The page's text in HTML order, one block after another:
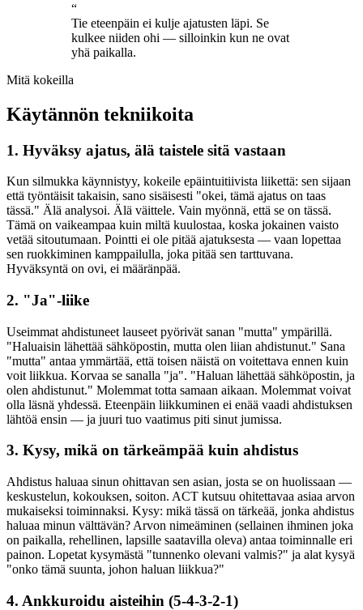
“
Tie eteenpäin ei kulje ajatusten läpi. Se
kulkee niiden ohi — silloinkin kun ne ovat
yhä paikalla.
Mitä kokeilla
Käytännön tekniikoita
1. Hyväksy ajatus, älä taistele sitä vastaan
Kun silmukka käynnistyy, kokeile epäintuitiivista liikettä: sen sijaan
että työntäisit takaisin, sano sisäisesti "okei, tämä ajatus on taas
tässä." Älä analysoi. Älä väittele. Vain myönnä, että se on tässä.
Tämä on vaikeampaa kuin miltä kuulostaa, koska jokainen vaisto
vetää sitoutumaan. Pointti ei ole pitää ajatuksesta — vaan lopettaa
sen ruokkiminen kamppailulla, joka pitää sen tarttuvana.
Hyväksyntä on ovi, ei määränpää.
2. "Ja"-liike
Useimmat ahdistuneet lauseet pyörivät sanan "mutta" ympärillä.
"Haluaisin lähettää sähköpostin, mutta olen liian ahdistunut." Sana
"mutta" antaa ymmärtää, että toisen näistä on voitettava ennen kuin
voit liikkua. Korvaa se sanalla "ja". "Haluan lähettää sähköpostin, ja
olen ahdistunut." Molemmat totta samaan aikaan. Molemmat voivat
olla läsnä yhdessä. Eteenpäin liikkuminen ei enää vaadi ahdistuksen
lähtöä ensin — ja juuri tuo vaatimus piti sinut jumissa.
3. Kysy, mikä on tärkeämpää kuin ahdistus
Ahdistus haluaa sinun ohittavan sen asian, josta se on huolissaan —
keskustelun, kokouksen, soiton. ACT kutsuu ohitettavaa asiaa arvon
mukaiseksi toiminnaksi. Kysy: mikä tässä on tärkeää, jonka ahdistus
haluaa minun välttävän? Arvon nimeäminen (sellainen ihminen joka
on paikalla, rehellinen, lapsille saatavilla oleva) antaa toiminnalle eri
painon. Lopetat kysymästä "tunnenko olevani valmis?" ja alat kysyä
"onko tämä suunta, johon haluan liikkua?"
4. Ankkuroidu aisteihin (5-4-3-2-1)